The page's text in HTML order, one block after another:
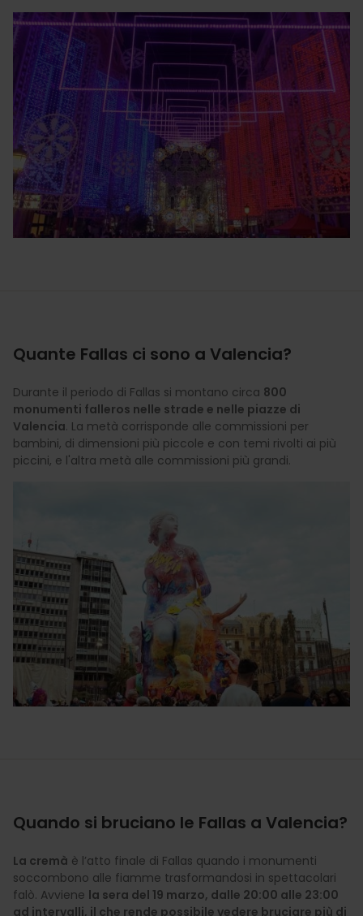
Quante Fallas ci sono a Valencia?
Durante il periodo di Fallas si montano circa 800
monumenti falleros nelle strade e nelle piazze di
Valencia. La metà corrisponde alle commissioni per
bambini, di dimensioni più piccole e con temi rivolti ai più
piccini, e l'altra metà alle commissioni più grandi.
Quando si bruciano le Fallas a Valencia?
La cremà è l’atto finale di Fallas quando i monumenti
soccombono alle fiamme trasformandosi in spettacolari
falò. Avviene la sera del 19 marzo, dalle 20:00 alle 23:00
ad intervalli, il che rende possibile vedere bruciare più di